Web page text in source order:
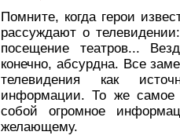
Помните, когда герои
рассуждают о
посещение театров...
конечно, абсурдна. Все
телевидения как
информации. То же самое
собой огромное
желающему.